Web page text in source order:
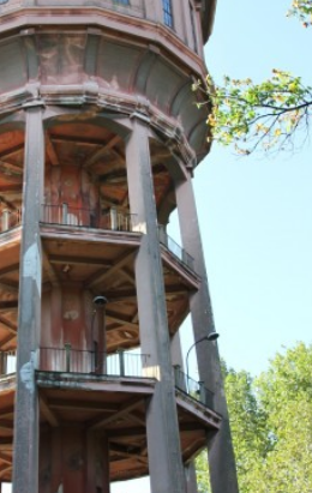
Sport
Buli/Disco
Kiemelt rendezvények
Tanfolyam, képzés
Tábor
Egyházi, vallási
Egyebek
Ünnepek,
megemlékezések
Megyei kitekintő
most
Összes
Röplabda